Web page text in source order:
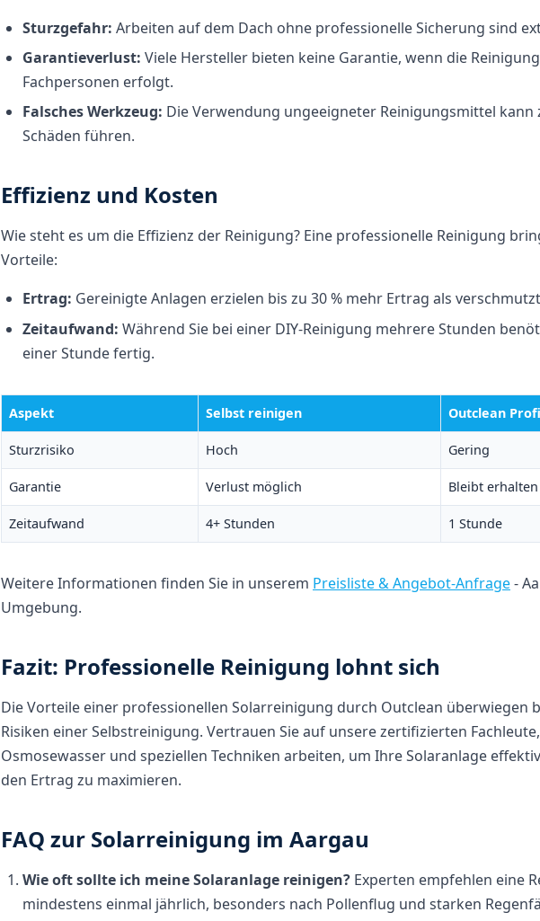
Sturzgefahr: Arbeiten auf dem Dach ohne professionelle Sicherung sind
Garantieverlust: Viele Hersteller bieten keine Garantie, wenn die
Fachpersonen erfolgt.
Falsches Werkzeug: Die Verwendung ungeeigneter Reinigungsmittel kann
Schäden führen.
Effizienz und Kosten
Wie steht es um die Effizienz der Reinigung? Eine professionelle Reinigung
Vorteile:
Ertrag: Gereinigte Anlagen erzielen bis zu 30 % mehr Ertrag als
Zeitaufwand: Während Sie bei einer DIY-Reinigung mehrere Stunden
einer Stunde fertig.
Aspekt Selbst reinigen Outclean Profi
Sturzrisiko Hoch Gering
Garantie Verlust möglich Bleibt erhalten
Zeitaufwand 4+ Stunden 1 Stunde
Weitere Informationen finden Sie in unserem Preisliste & Angebot-Anfrage-
Umgebung.
Fazit: Professionelle Reinigung lohnt sich
Die Vorteile einer professionellen Solarreinigung durch Outclean überwiegen
Risiken einer Selbstreinigung. Vertrauen Sie auf unsere zertifizierten
Osmosewasser und speziellen Techniken arbeiten, um Ihre Solaranlage
den Ertrag zu maximieren.
FAQ zur Solarreinigung im Aargau
Wie oft sollte ich meine Solaranlage reinigen? Experten empfehlen eine
mindestens einmal jährlich, besonders nach Pollenflug und starken